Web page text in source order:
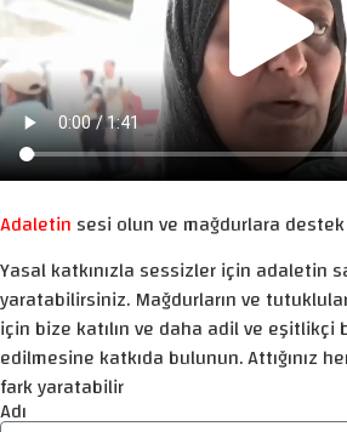
Adaletin sesi olun ve mağdurlara
Yasal katkınızla sessizler için adaletin
yaratabilirsiniz. Mağdurların ve
için bize katılın ve daha adil ve eşitlikçi
edilmesine katkıda bulunun. Attığınız
fark yaratabilir
Adı